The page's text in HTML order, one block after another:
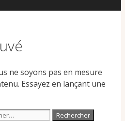
ne soyons pas en mesure
Essayez en lançant une